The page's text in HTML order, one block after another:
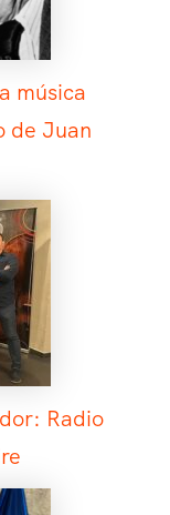
música
de Juan
Radio